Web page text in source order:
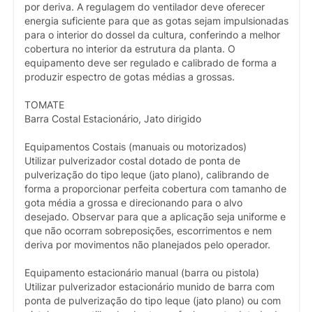
por deriva. A regulagem do ventilador deve oferecer
energia suficiente para que as gotas sejam impulsionadas
para o interior do dossel da cultura, conferindo a melhor
cobertura no interior da estrutura da planta. O
equipamento deve ser regulado e calibrado de forma a
produzir espectro de gotas médias a grossas.
TOMATE
Barra Costal Estacionário, Jato dirigido
Equipamentos Costais (manuais ou motorizados)
Utilizar pulverizador costal dotado de ponta de
pulverização do tipo leque (jato plano), calibrando de
forma a proporcionar perfeita cobertura com tamanho de
gota média a grossa e direcionando para o alvo
desejado. Observar para que a aplicação seja uniforme e
que não ocorram sobreposições, escorrimentos e nem
deriva por movimentos não planejados pelo operador.
Equipamento estacionário manual (barra ou pistola)
Utilizar pulverizador estacionário munido de barra com
ponta de pulverização do tipo leque (jato plano) ou com